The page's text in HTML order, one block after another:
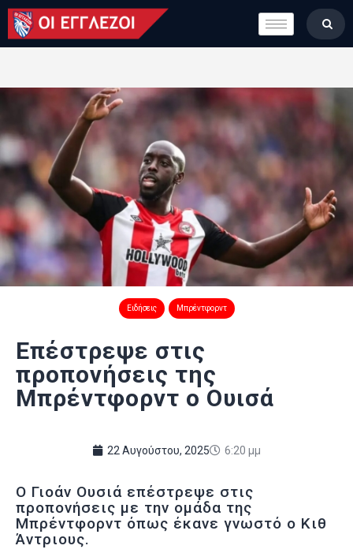
LONDON CALLING
ΚΑΤΗΓΟΡΙΕΣ
ΒΑΘΜΟΛΟΓΙΕΣ
ΟΜΑΔΕΣ
ΠΟΙΟΙ ΕΙΜΑΣΤΕ
Ειδήσεις Μπρέντφορντ
Επέστρεψε στις
προπονήσεις της
Μπρέντφορντ ο Ουισά
22 Αυγούστου, 2025 6:20 μμ
Ο Γιοάν Ουσιά επέστρεψε στις
προπονήσεις με την ομάδα της
Μπρέντφορντ όπως έκανε γνωστό ο Κιθ
Άντριους.